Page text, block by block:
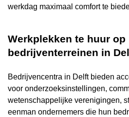
werkdag maximaal comfort te
Werkplekken te huur op
bedrijventerreinen in
Bedrijvencentra in Delft bieden
voor onderzoeksinstellingen,
wetenschappelijke verenigingen,
eenman ondernemers die hun